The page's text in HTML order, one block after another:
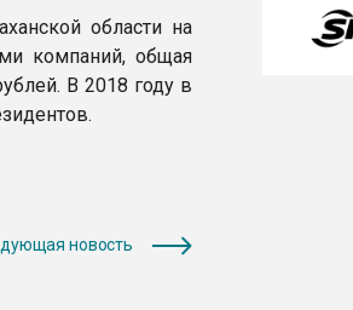
области на
компаний, общая
В 2018 году в
новость